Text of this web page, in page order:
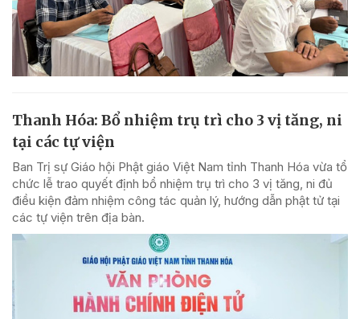
Thanh Hóa: Bổ nhiệm trụ trì cho 3 vị tăng, ni
tại các tự viện
Ban Trị sự Giáo hội Phật giáo Việt Nam tỉnh Thanh Hóa vừa tổ
chức lễ trao quyết định bổ nhiệm trụ trì cho 3 vị tăng, ni đủ
điều kiện đảm nhiệm công tác quản lý, hướng dẫn phật tử tại
các tự viện trên địa bàn.